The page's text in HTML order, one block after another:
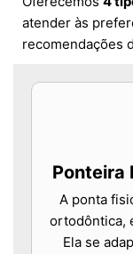
atender às
recomendações
Ponteira
A ponta
ortodôntica,
Ela se